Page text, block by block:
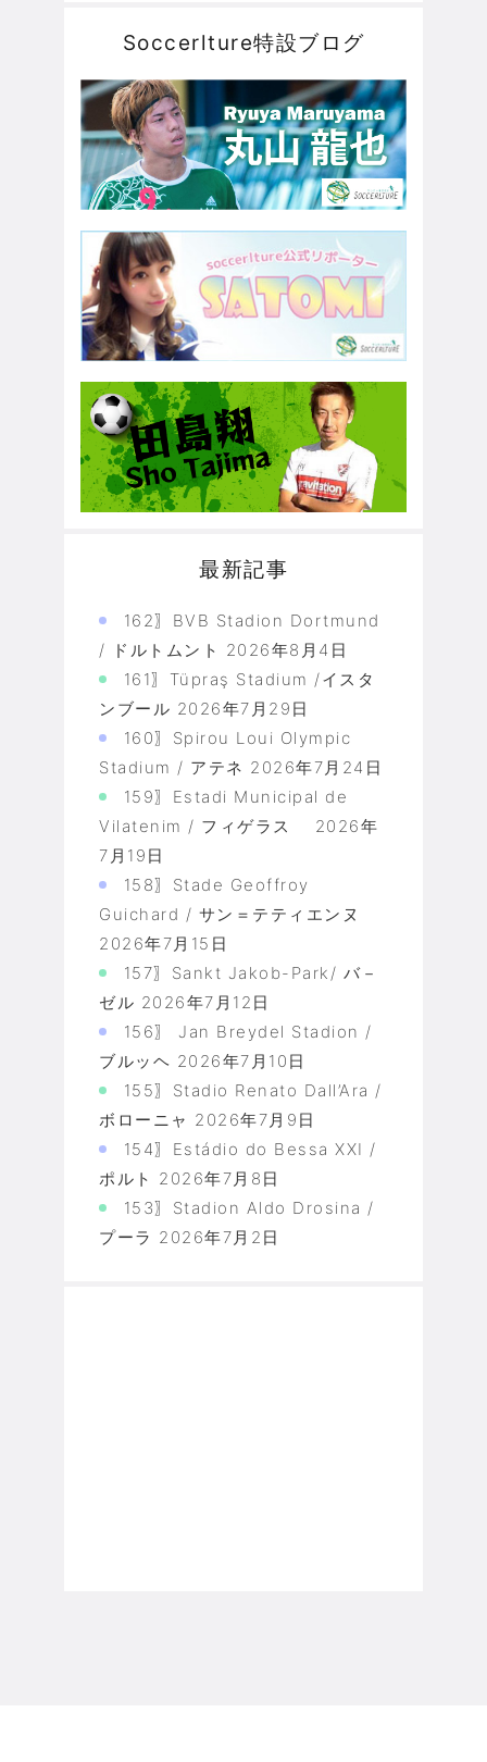
Soccerlture特設ブログ
最新記事
162〗BVB Stadion Dortmund
/ ドルトムント 2026年8月4日
161〗Tüpraş Stadium /イスタ
ンブール 2026年7月29日
160〗Spirou Loui Olympic
Stadium / アテネ 2026年7月24日
159〗Estadi Municipal de
Vilatenim / フィゲラス
2026年
7月19日
158〗Stade Geoffroy
Guichard / サン＝テティエンヌ
2026年7月15日
157〗Sankt Jakob-Park/ バ－
ゼル 2026年7月12日
156〗 Jan Breydel Stadion /
ブルッヘ 2026年7月10日
155〗Stadio Renato Dall’Ara /
ボローニャ 2026年7月9日
154〗Estádio do Bessa XXI /
ポルト 2026年7月8日
153〗Stadion Aldo Drosina /
プーラ 2026年7月2日